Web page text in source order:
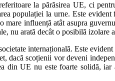
la părăsirea UE, ci
populației la urne. Este
influență atât asupra
nu arată decât o posibilă
internațională. Este
scoțienii vor deveni
UE nu este foarte solidă,